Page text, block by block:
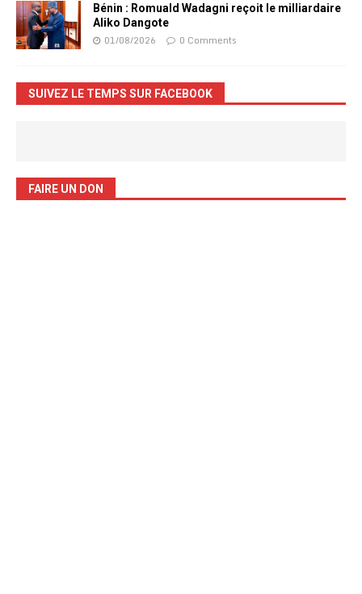
Bénin : Romuald Wadagni reçoit le milliardaire
Aliko Dangote
01/08/2026 0 Comments
SUIVEZ LE TEMPS SUR FACEBOOK
FAIRE UN DON